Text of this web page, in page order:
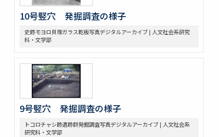
10号竪穴 発掘調査の様子
史跡モヨロ貝塚ガラス乾板写真デジタルアーカイブ | 人文社会系研究
科・文学部
9号竪穴 発掘調査の様子
トコロチャシ跡遺跡群発掘調査写真デジタルアーカイブ | 人文社会系
研究科・文学部